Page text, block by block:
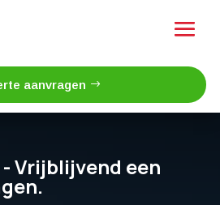
aanvragen
Vrijblijvend een